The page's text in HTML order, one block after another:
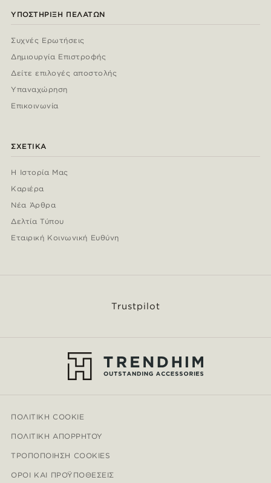
ΥΠΟΣΤΉΡΙΞΗ ΠΕΛΑΤΏΝ
Συχνές Ερωτήσεις
Δημιουργία Επιστροφής
Δείτε επιλογές αποστολής
Υπαναχώρηση
Επικοινωνία
ΣΧΕΤΙΚΆ
Η Ιστορία Μας
Καριέρα
Νέα Άρθρα
Δελτία Τύπου
Εταιρική Κοινωνική Ευθύνη
Trustpilot
ΠΟΛΙΤΙΚΉ COOKIE
ΠΟΛΙΤΙΚΉ ΑΠΟΡΡΉΤΟΥ
ΤΡΟΠΟΠΟΊΗΣΗ COOKIES
ΌΡΟΙ ΚΑΙ ΠΡΟΫΠΟΘΈΣΕΙΣ